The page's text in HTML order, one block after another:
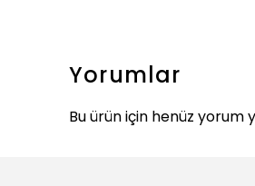
Yorumlar
Bu ürün için henüz yorum